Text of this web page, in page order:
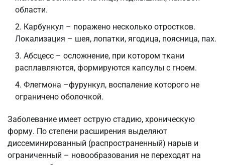
области.
Карбункул – поражено несколько отростков.
Локализация – шея, лопатки, ягодица, поясница, пах.
Абсцесс – осложнение, при котором ткани
расплавляются, формируются капсулы с гноем.
Флегмона –фурункул, воспаление которого не
ограничено оболочкой.
Заболевание имеет острую стадию, хроническую
форму. По степени расширения выделяют
диссеминированный (распространенный) нарыв и
ограниченный – новообразования не переходят на